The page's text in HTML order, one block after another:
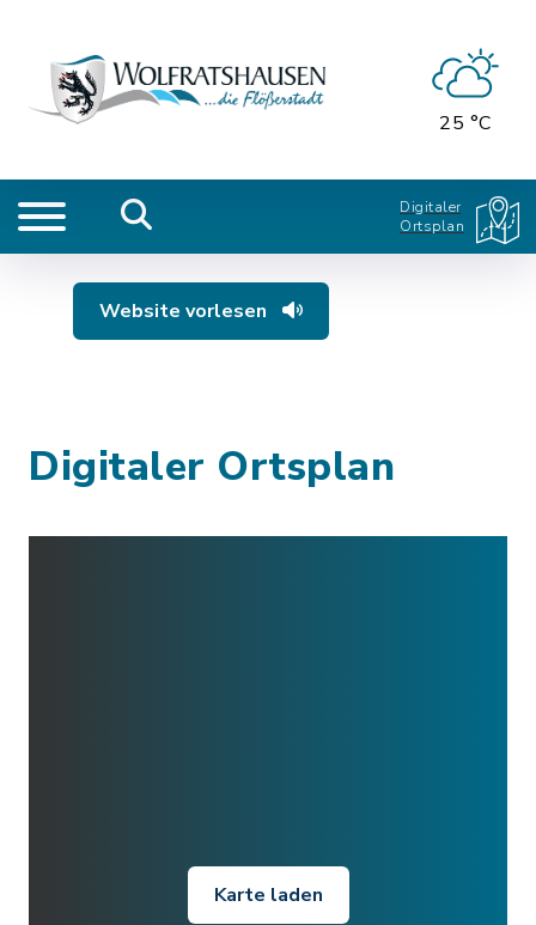
25 °C
Digitaler
Ortsplan
Website vorlesen
Digitaler Ortsplan
Karte laden